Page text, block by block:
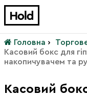
Головна ›
Касовий бокс для
накопичувачем та
Касовий